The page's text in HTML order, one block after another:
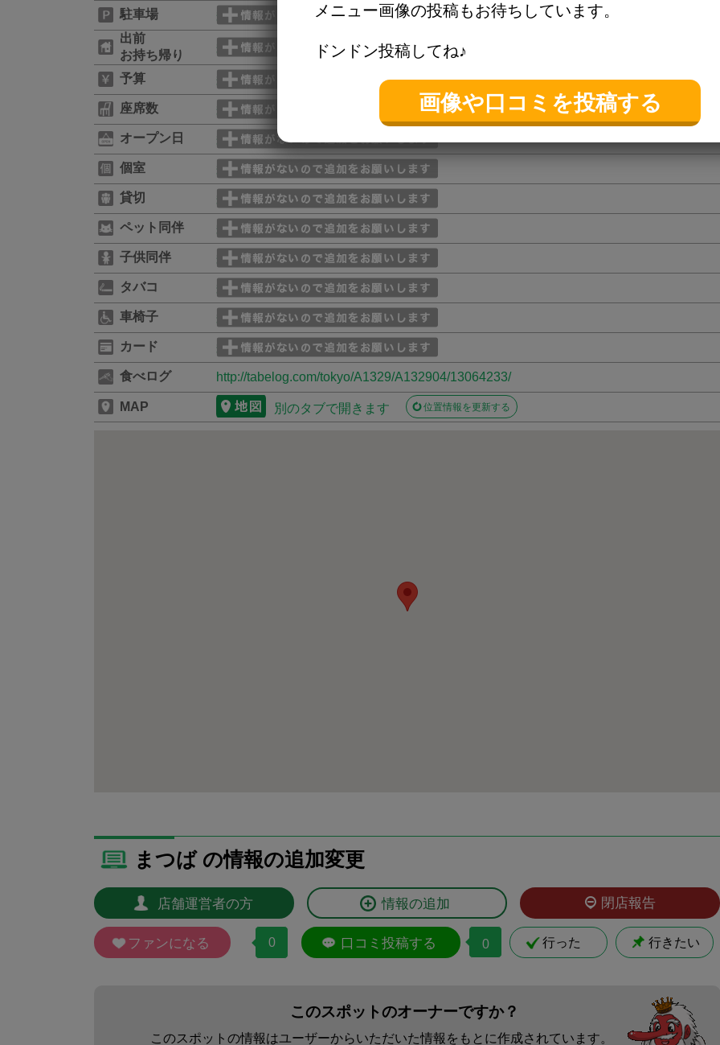
駐車場
出前
お持ち帰り
予算
座席数
オープン日
個室
貸切
ペット同伴
子供同伴
タバコ
車椅子
カード
食べログ http://tabelog.com/tokyo/A1329/A132904/13064233/
MAP 別のタブで開きます 位置情報を更新する
まつば の情報の追加変更
店舗運営者の方 情報の追加 閉店報告
ファンになる 0 口コミ投稿する 0 行った 行きたい
このスポットのオーナーですか？
このスポットの情報はユーザーからいただいた情報をもとに作成されています。
メニュー画像の投稿もお待ちしています。
ドンドン投稿してね♪
画像や口コミを投稿する